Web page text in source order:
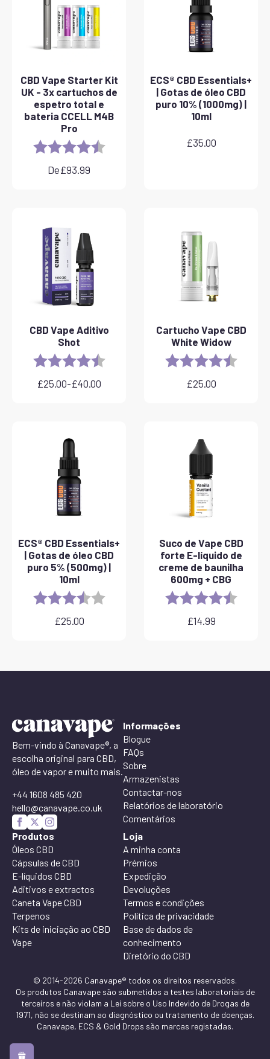
CBD Vape Starter Kit
UK - 3x cartuchos de
espetro total e
bateria CCELL M4B
Pro
Rating: 4.8 out of 5 stars
De£93.99
ECS® CBD Essentials+
| Gotas de óleo CBD
puro 10% (1000mg) |
10ml
£35.00
CBD Vape Aditivo
Shot
Rating: 4.8 out of 5 stars
£25.00-£40.00
Gama
a
40,00
Cartucho Vape CBD
White Widow
Rating: 4.6 out
£25.00
ECS® CBD Essentials+
| Gotas de óleo CBD
puro 5% (500mg) |
10ml
Rating: 3.8 out of 5 stars
£25.00
Suco de Vape CBD
forte E-líquido de
creme de baunilha
600mg + CBG
Rating: 4.6 out
£14.99
Bem-vindo à Canavape®, a
escolha original para CBD,
óleo de vapor e muito mais.
+44 1608 485 420
hello@canavape.co.uk
Informações
Blogue
FAQs
Sobre
Armazenistas
Contactar-nos
Relatórios de laboratório
Comentários
Produtos
Óleos CBD
Cápsulas de CBD
E-líquidos CBD
Aditivos e extractos
Caneta Vape CBD
Terpenos
Kits de iniciação ao CBD
Vape
Loja
A minha conta
Prémios
Expedição
Devoluções
Termos e condições
Política de privacidade
Base de dados de
conhecimento
Diretório do CBD
© 2014-2026 Canavape® todos os direitos reservados.
Os produtos Canavape são submetidos a testes laboratoriais de
terceiros e não violam a Lei sobre o Uso Indevido de Drogas de
1971, não se destinam ao diagnóstico ou tratamento de doenças.
Canavape, ECS & Gold Drops são marcas registadas.